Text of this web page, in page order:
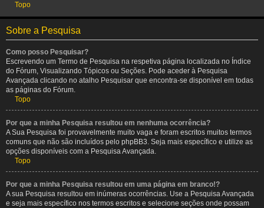
Topo
Sobre a Pesquisa
Como posso Pesquisar?
Escrevendo um Termo de Pesquisa na respetiva página localizada no Índice
do Fórum, Visualizando Tópicos ou Seções. Pode aceder à Pesquisa
Avançada clicando no atalho Pesquisar que encontra-se disponível em todas
as páginas do Fórum.
Topo
Por que a minha Pesquisa resultou em nenhuma ocorrência?
A Sua Pesquisa foi provavelmente muito vaga e foram escritos muitos termos
comuns que não são incluídos pelo phpBB3. Seja mais específico e utilize as
opções disponíveis com a Pesquisa Avançada.
Topo
Por que a minha Pesquisa resultou em uma página em branco!?
A sua Pesquisa resultou em inúmeras ocorrências. Use a Pesquisa Avançada
e seja mais específico nos termos escritos e selecione seções onde possam